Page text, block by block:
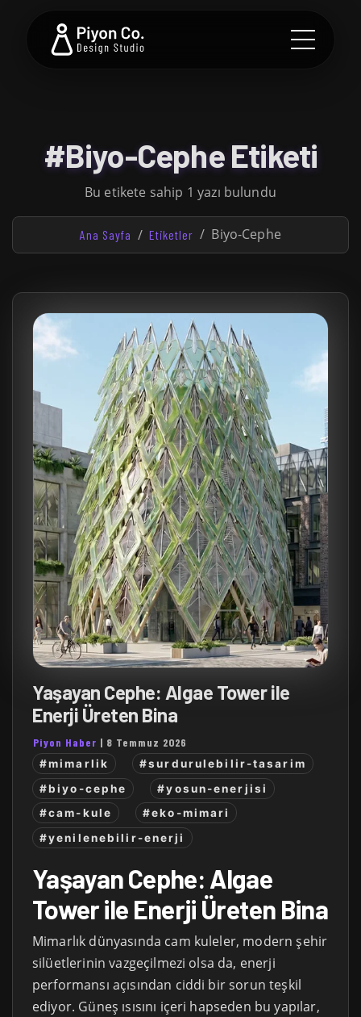
#Biyo-Cephe Etiketi
Bu etikete sahip 1 yazı bulundu
Ana Sayfa Etiketler Biyo-Cephe
Yaşayan Cephe: Algae Tower ile
Enerji Üreten Bina
Piyon Haber | 8 Temmuz 2026
#mimarlik
#surdurulebilir-tasarim
#biyo-cephe
#yosun-enerjisi
#cam-kule
#eko-mimari
#yenilenebilir-enerji
Yaşayan Cephe: Algae
Tower ile Enerji Üreten Bina
Mimarlık dünyasında cam kuleler, modern şehir
silüetlerinin vazgeçilmezi olsa da, enerji
performansı açısından ciddi bir sorun teşkil
ediyor. Güneş ısısını içeri hapseden bu yapılar,